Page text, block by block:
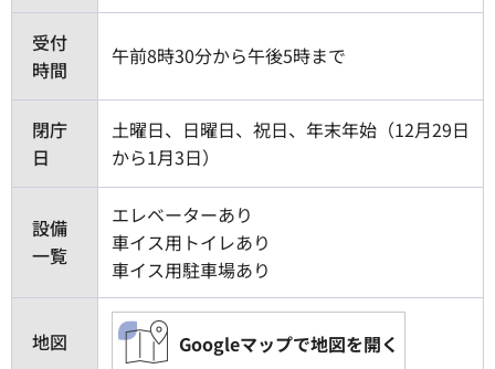
受付
時間
午前8時30分から午後5時まで
閉庁
日
土曜日、日曜日、祝日、年末年始（12月29日
から1月3日）
設備
一覧
エレベーターあり
車イス用トイレあり
車イス用駐車場あり
地図 Googleマップで地図を開く